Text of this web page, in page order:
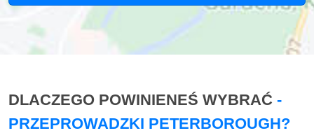
DLACZEGO POWINIENEŚ WYBRAĆ -
PRZEPROWADZKI PETERBOROUGH?